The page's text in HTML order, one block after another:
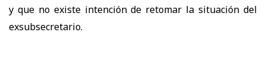
y que no existe intención de retomar la situación del
exsubsecretario.